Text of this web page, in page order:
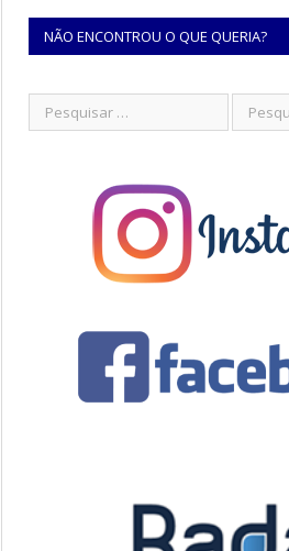
NÃO ENCONTROU O QUE QUERIA?